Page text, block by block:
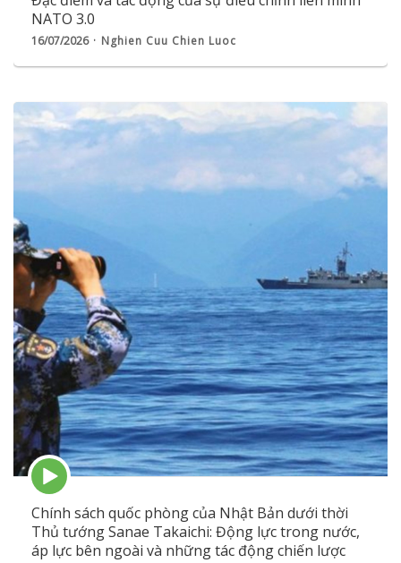
NATO 3.0
16/07/2026 Nghien Cuu Chien Luoc
Episode
play
icon
Chính sách quốc phòng của Nhật Bản dưới thời
Thủ tướng Sanae Takaichi: Động lực trong nước,
áp lực bên ngoài và những tác động chiến lược